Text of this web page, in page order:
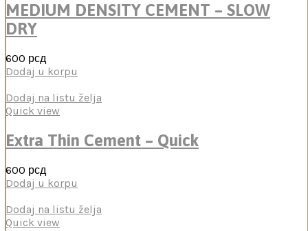
MEDIUM DENSITY CEMENT – SLOW
DRY
600 рсд
Dodaj u korpu
Dodaj na listu želja
Quick view
Extra Thin Cement – Quick
600 рсд
Dodaj u korpu
Dodaj na listu želja
Quick view